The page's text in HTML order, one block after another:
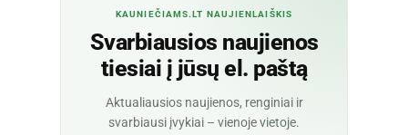
KAUNIEČIAMS.LT NAUJIENLAIŠKIS
Svarbiausios naujienos
tiesiai į jūsų el. paštą
Aktualiausios naujienos, renginiai ir
svarbiausi įvykiai – vienoje vietoje.